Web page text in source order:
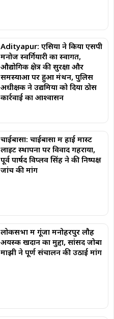
Adityapur: एसिया ने किया एसपी
मनोज स्वर्गियारी का स्वागत,
औद्योगिक क्षेत्र की सुरक्षा और
समस्याओं पर हुआ मंथन, पुलिस
अधीक्षक ने उद्यमियों को दिया ठोस
कार्रवाई का आश्वासन
चाईबासा: चाईबासा में हाई मास्ट
लाइट स्थापना पर विवाद गहराया,
पूर्व पार्षद विप्लव सिंह ने की निष्पक्ष
जांच की मांग
लोकसभा में गूंजा मनोहरपुर लौह
अयस्क खदान का मुद्दा, सांसद जोबा
माझी ने पूर्ण संचालन की उठाई मांग